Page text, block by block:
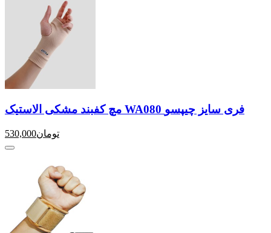
مچ کفبند مشکی الاستیک WA080 فری سایز چیپسو
530,000تومان